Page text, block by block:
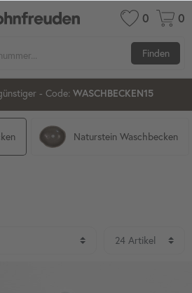
0 0
Finden
00 35 35
- Code: WASCHBECKEN15
20%
Naturstein Waschbecken